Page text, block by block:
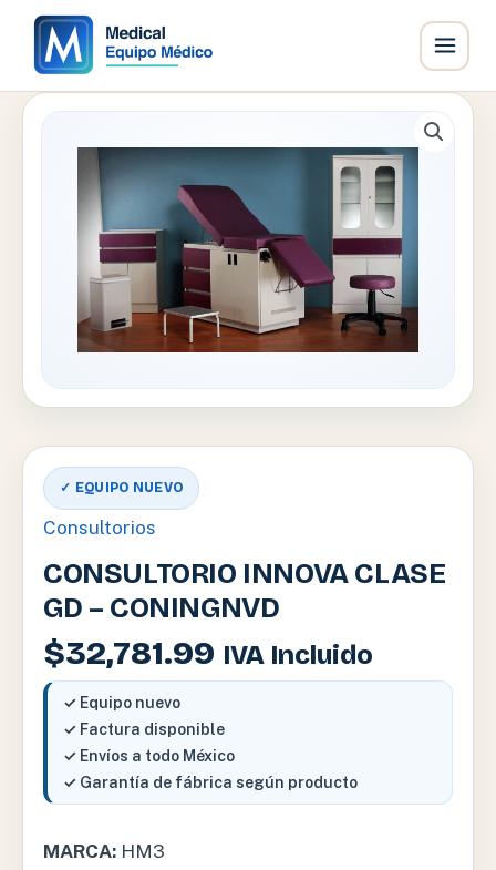
✓ EQUIPO NUEVO
Consultorios
CONSULTORIO INNOVA CLASE
GD – CONINGNVD
$32,781.99 IVA Incluido
✓ Equipo nuevo
✓ Factura disponible
✓ Envíos a todo México
✓ Garantía de fábrica según producto
MARCA: HM3